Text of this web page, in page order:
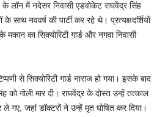
के लॉन में नदेसर निवासी एडवोकेट राघवेंद्र सिंह
साथ नववर्ष की पार्टी कर रहे थे। प्रत्यक्षदर्शियों
मकान का सिक्योरिटी गार्ड और नगवा निवासी
से सिक्योरिटी गार्ड नाराज हो गया। इसके बाद
को गोली मार दी। राघवेंद्र के दोस्त उन्हें तत्काल
गए, जहां डॉक्टरों ने उन्हें मृत घोषित कर दिया।